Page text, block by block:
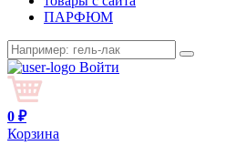
ПАРФЮМ
Войти
0 ₽
Корзина